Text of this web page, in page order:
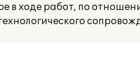
в ходе работ, по